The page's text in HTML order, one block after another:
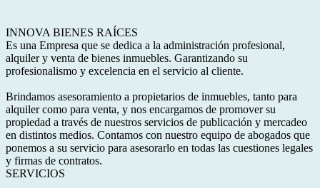
INNOVA BIENES RAÍCES
Es una Empresa que se dedica a la administración profesional,
alquiler y venta de bienes inmuebles. Garantizando su
profesionalismo y excelencia en el servicio al cliente.
Brindamos asesoramiento a propietarios de inmuebles, tanto para
alquiler como para venta, y nos encargamos de promover su
propiedad a través de nuestros servicios de publicación y mercadeo
en distintos medios. Contamos con nuestro equipo de abogados que
ponemos a su servicio para asesorarlo en todas las cuestiones legales
y firmas de contratos.
SERVICIOS